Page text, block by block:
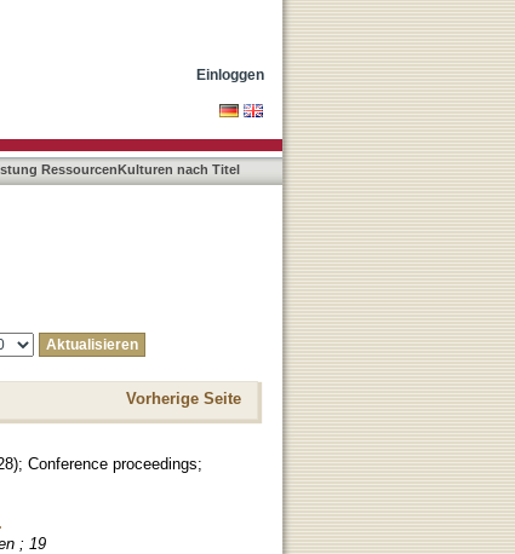
Einloggen
RessourcenKulturen nach Titel
Vorherige Seite
); Conference proceedings;
; 19